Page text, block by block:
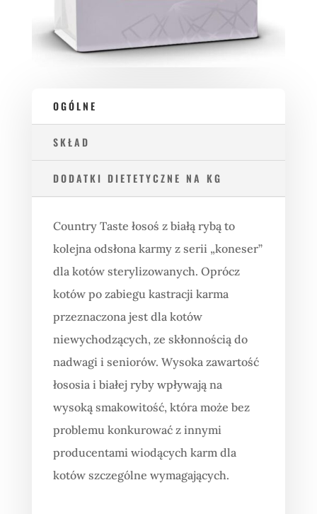
OGÓLNE
SKŁAD
DODATKI DIETETYCZNE NA KG
Country Taste łosoś z białą rybą to
kolejna odsłona karmy z serii „koneser”
dla kotów sterylizowanych. Oprócz
kotów po zabiegu kastracji karma
przeznaczona jest dla kotów
niewychodzących, ze skłonnością do
nadwagi i seniorów. Wysoka zawartość
łososia i białej ryby wpływają na
wysoką smakowitość, która może bez
problemu konkurować z innymi
producentami wiodących karm dla
kotów szczególne wymagających.